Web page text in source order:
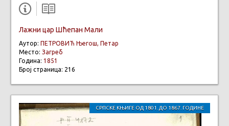
Лажни цар Шћепан Мали
Аутор: ПЕТРОВИЋ Његош, Петар
Место: Загреб
Година: 1851
Број страница: 216
СРПСКЕ КЊИГЕ ОД 1801. ДО 1867. ГОДИНЕ